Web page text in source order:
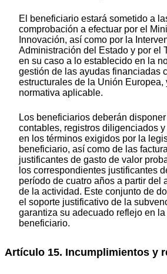
El beneficiario estará sometido a
comprobación a efectuar por el
Innovación, así como por la
Administración del Estado y por el
en su caso a lo establecido en la
gestión de las ayudas financiadas
estructurales de la Unión Europea,
normativa aplicable.
Los beneficiarios deberán
contables, registros diligenciados
en los términos exigidos por la
beneficiario, así como de las
justificantes de gasto de valor
los correspondientes justificantes
período de cuatro años a partir del
de la actividad. Este conjunto de
el soporte justificativo de la
garantiza su adecuado reflejo en
beneficiario.
Artículo 15. Incumplimientos y